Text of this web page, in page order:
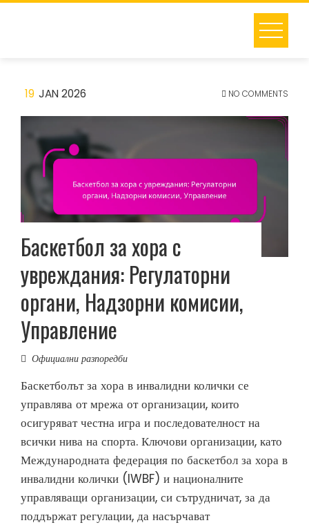
Skip
19 JAN 2026 NO COMMENTS
Баскетбол за хора с
увреждания: Регулаторни
органи, Надзорни комисии,
Управление
Официални разпоредби
Баскетболът за хора в инвалидни колички се
управлява от мрежа от организации, които
осигуряват честна игра и последователност на
всички нива на спорта. Ключови организации, като
Международната федерация по баскетбол за хора в
инвалидни колички (IWBF) и националните
управляващи организации, си сътрудничат, за да
поддържат регулации, да насърчават